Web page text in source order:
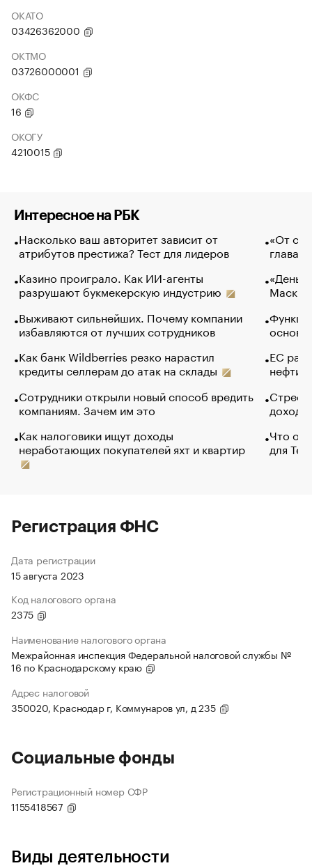
ОКАТО
03426362000
ОКТМО
03726000001
ОКФС
16
ОКОГУ
4210015
Интересное на РБК
Насколько ваш авторитет зависит от
атрибутов престижа? Тест для лидеров
Казино проиграло. Как ИИ-агенты
разрушают букмекерскую индустрию
Выживают сильнейших. Почему компании
избавляются от лучших сотрудников
Как банк Wildberries резко нарастил
кредиты селлерам до атак на склады
Сотрудники открыли новый способ вредить
компаниям. Зачем им это
Как налоговики ищут доходы
неработающих покупателей яхт и квартир
«От
глава
Маск в
основ
ЕС
нефти
Что
для
Регистрация ФНС
Дата регистрации
15 августа 2023
Код налогового органа
2375
Наименование налогового органа
Межрайонная инспекция Федеральной налоговой службы №
16 по Краснодарскому краю
Адрес налоговой
350020, Краснодар г, Коммунаров ул, д 235
Социальные фонды
Регистрационный номер СФР
1155418567
Виды деятельности